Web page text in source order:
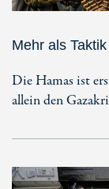
Mehr als Taktik
Die Hamas ist
allein den